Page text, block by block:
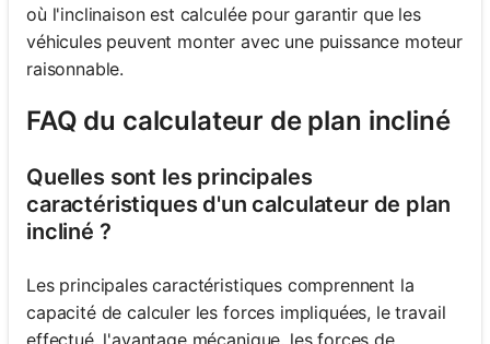
où l'inclinaison est calculée pour garantir que les
véhicules peuvent monter avec une puissance moteur
raisonnable.
FAQ du calculateur de plan incliné
Quelles sont les principales
caractéristiques d'un calculateur de plan
incliné ?
Les principales caractéristiques comprennent la
capacité de calculer les forces impliquées, le travail